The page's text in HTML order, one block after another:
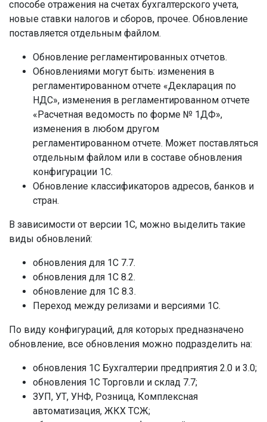
способе отражения на счетах бухгалтерского учета,
новые ставки налогов и сборов, прочее. Обновление
поставляется отдельным файлом.
Обновление регламентированных отчетов.
Обновлениями могут быть: изменения в
регламентированном отчете «Декларация по
НДС», изменения в регламентированном отчете
«Расчетная ведомость по форме № 1ДФ»,
изменения в любом другом
регламентированном отчете. Может поставляться
отдельным файлом или в составе обновления
конфигурации 1С.
Обновление классификаторов адресов, банков и
стран.
В зависимости от версии 1С, можно выделить такие
виды обновлений:
обновления для 1С 7.7.
обновления для 1С 8.2.
обновление для 1С 8.3.
Переход между релизами и версиями 1С.
По виду конфигураций, для которых предназначено
обновление, все обновления можно подразделить на:
обновления 1С Бухгалтерии предприятия 2.0 и 3.0;
обновления 1С Торговли и склад 7.7;
ЗУП, УТ, УНФ, Розница, Комплексная
автоматизация, ЖКХ ТСЖ;